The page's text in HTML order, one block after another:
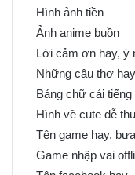
Hình ảnh tiền
Ảnh anime buồn
Lời cảm ơn hay, ý
Những câu thơ
Bảng chữ cái tiếng
Hình vẽ cute dễ
Tên game hay,
Game nhập vai